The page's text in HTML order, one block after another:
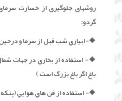
روشهای جلوگیری از خسارت
گردو:
🔶-ابياري شب قبل از سرما و
🔶- استفاده از بخاري در جهات
باغ اگر باغ بزرگ است )
🔶- استفاده از فن هاي هوايي